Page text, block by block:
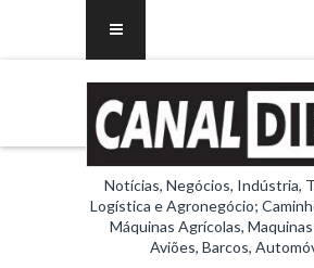
Notícias, Negócios, Indústria,
Logística e Agronegócio;
Máquinas Agrícolas,
Aviões, Barcos,